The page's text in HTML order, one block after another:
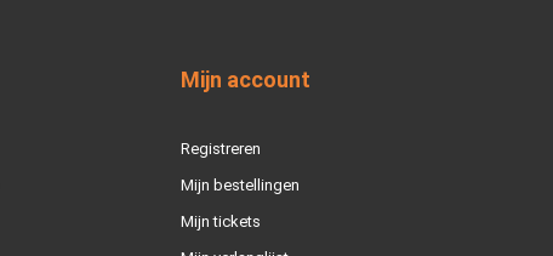
Mijn account
Registreren
Mijn bestellingen
Mijn tickets